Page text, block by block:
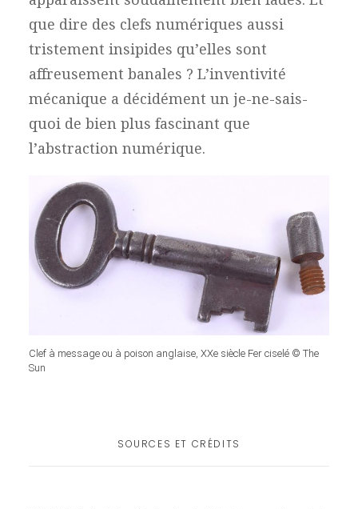
que dire des clefs numériques aussi
tristement insipides qu’elles sont
affreusement banales ? L’inventivité
mécanique a décidément un je-ne-sais-
quoi de bien plus fascinant que
l’abstraction numérique.
Clef à message ou à poison anglaise, XXe siècle Fer ciselé © The
Sun
SOURCES ET CRÉDITS